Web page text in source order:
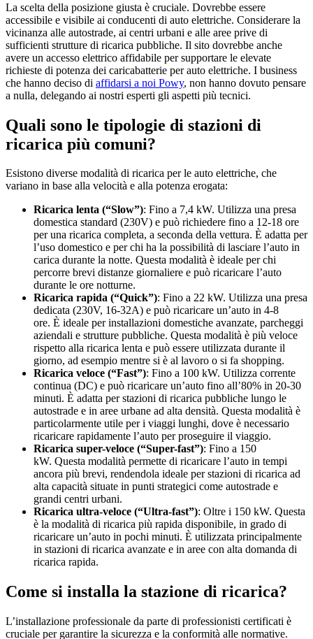
La scelta della posizione giusta è cruciale. Dovrebbe essere
accessibile e visibile ai conducenti di auto elettriche. Considerare la
vicinanza alle autostrade, ai centri urbani e alle aree prive di
sufficienti strutture di ricarica pubbliche. Il sito dovrebbe anche
avere un accesso elettrico affidabile per supportare le elevate
richieste di potenza dei caricabatterie per auto elettriche. I business
che hanno deciso di affidarsi a noi Powy, non hanno dovuto pensare
a nulla, delegando ai nostri esperti gli aspetti più tecnici.
Quali sono le tipologie di stazioni di
ricarica più comuni?
Esistono diverse modalità di ricarica per le auto elettriche, che
variano in base alla velocità e alla potenza erogata:
Ricarica lenta (“Slow”): Fino a 7,4 kW. Utilizza una presa
domestica standard (230V) e può richiedere fino a 12-18 ore
per una ricarica completa, a seconda della vettura. È adatta per
l’uso domestico e per chi ha la possibilità di lasciare l’auto in
carica durante la notte. Questa modalità è ideale per chi
percorre brevi distanze giornaliere e può ricaricare l’auto
durante le ore notturne.
Ricarica rapida (“Quick”): Fino a 22 kW. Utilizza una presa
dedicata (230V, 16-32A) e può ricaricare un’auto in 4-8
ore. È ideale per installazioni domestiche avanzate, parcheggi
aziendali e strutture pubbliche. Questa modalità è più veloce
rispetto alla ricarica lenta e può essere utilizzata durante il
giorno, ad esempio mentre si è al lavoro o si fa shopping.
Ricarica veloce (“Fast”): Fino a 100 kW. Utilizza corrente
continua (DC) e può ricaricare un’auto fino all’80% in 20-30
minuti. È adatta per stazioni di ricarica pubbliche lungo le
autostrade e in aree urbane ad alta densità. Questa modalità è
particolarmente utile per i viaggi lunghi, dove è necessario
ricaricare rapidamente l’auto per proseguire il viaggio.
Ricarica super-veloce (“Super-fast”): Fino a 150
kW. Questa modalità permette di ricaricare l’auto in tempi
ancora più brevi, rendendola ideale per stazioni di ricarica ad
alta capacità situate in punti strategici come autostrade e
grandi centri urbani.
Ricarica ultra-veloce (“Ultra-fast”): Oltre i 150 kW. Questa
è la modalità di ricarica più rapida disponibile, in grado di
ricaricare un’auto in pochi minuti. È utilizzata principalmente
in stazioni di ricarica avanzate e in aree con alta domanda di
ricarica rapida.
Come si installa la stazione di ricarica?
L’installazione professionale da parte di professionisti certificati è
cruciale per garantire la sicurezza e la conformità alle normative.